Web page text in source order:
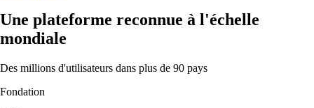
Une plateforme reconnue à l'échelle
mondiale
Des millions d'utilisateurs dans plus de 90 pays
Fondation